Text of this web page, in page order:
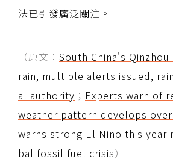
法已引發廣泛關注。
（原文： South China's
rain, multiple alerts issued,
al authority ； Experts warn of
weather pattern develops over
warns strong El Nino this year
bal fossil fuel crisis）